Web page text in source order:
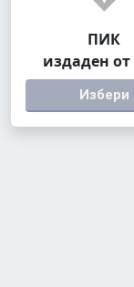
ПИК
издаден
Избери